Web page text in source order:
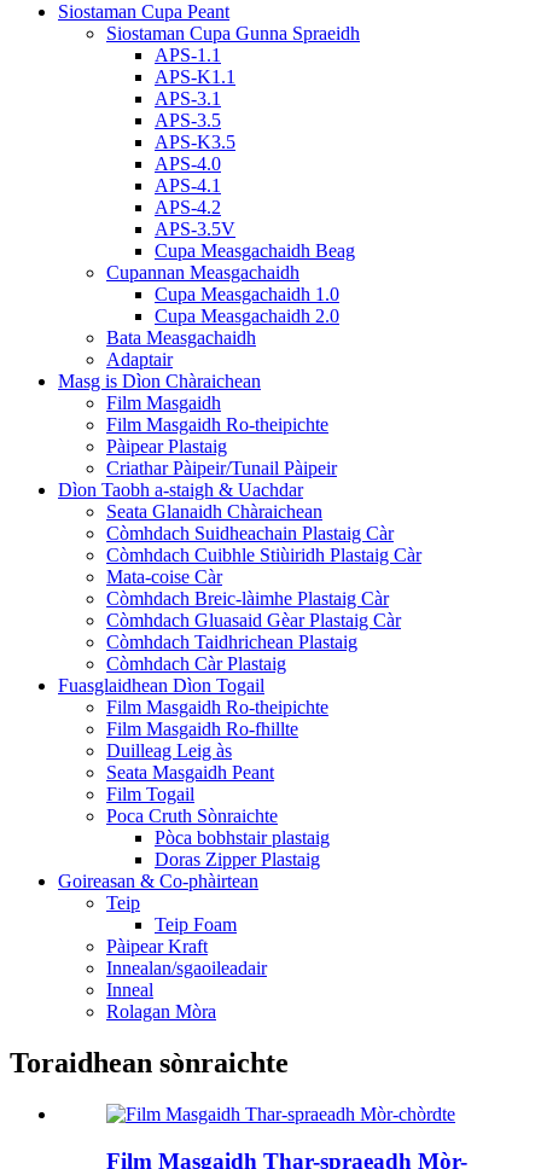
Siostaman Cupa Peant
Siostaman Cupa Gunna Spraeidh
APS-1.1
APS-K1.1
APS-3.1
APS-3.5
APS-K3.5
APS-4.0
APS-4.1
APS-4.2
APS-3.5V
Cupa Measgachaidh Beag
Cupannan Measgachaidh
Cupa Measgachaidh 1.0
Cupa Measgachaidh 2.0
Bata Measgachaidh
Adaptair
Masg is Dìon Chàraichean
Film Masgaidh
Film Masgaidh Ro-theipichte
Pàipear Plastaig
Criathar Pàipeir/Tunail Pàipeir
Dìon Taobh a-staigh & Uachdar
Seata Glanaidh Chàraichean
Còmhdach Suidheachain Plastaig Càr
Còmhdach Cuibhle Stiùiridh Plastaig Càr
Mata-coise Càr
Còmhdach Breic-làimhe Plastaig Càr
Còmhdach Gluasaid Gèar Plastaig Càr
Còmhdach Taidhrichean Plastaig
Còmhdach Càr Plastaig
Fuasglaidhean Dìon Togail
Film Masgaidh Ro-theipichte
Film Masgaidh Ro-fhillte
Duilleag Leig às
Seata Masgaidh Peant
Film Togail
Poca Cruth Sònraichte
Pòca bobhstair plastaig
Doras Zipper Plastaig
Goireasan & Co-phàirtean
Teip
Teip Foam
Pàipear Kraft
Innealan/sgaoileadair
Inneal
Rolagan Mòra
Toraidhean sònraichte
Film Masgaidh Thar-spraeadh Mòr-